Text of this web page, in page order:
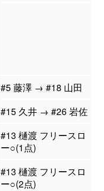
#5 藤澤 → #18 山田
#15 久井 → #26 岩佐
#13 樋渡 フリースロ
ー○(1点)
#13 樋渡 フリースロ
ー○(2点)